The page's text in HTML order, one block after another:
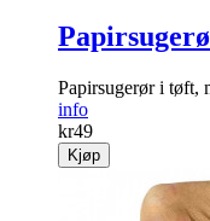
Papirsugerør i tøft,
info
kr49
Kjøp